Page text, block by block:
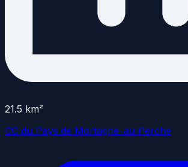
21.5 km²
CC du Pays de Mortagne-au-Perche